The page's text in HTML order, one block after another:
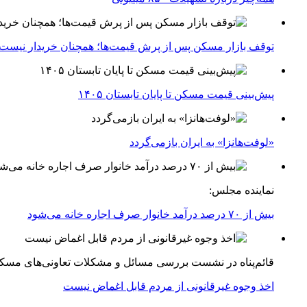
توقف بازار مسکن پس از پرش قیمت‌ها؛ همچنان خریدار
پیش‌بینی قیمت مسکن تا پایان تابستان ۱۴۰۵
«لوفت‌هانزا» به ایران بازمی‌گردد
نماینده مجلس:
بیش از ۷۰ درصد درآمد خانوار صرف اجاره خانه می‌شود
قائم‌پناه در نشست بررسی مسائل و مشکلات تعاونی‌های
اخذ وجوه غیرقانونی از مردم قابل اغماض نیست